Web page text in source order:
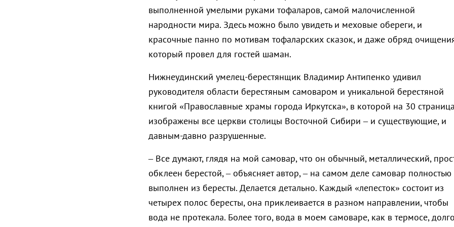
выполненной умелыми руками тофаларов, самой малочисленной
народности мира. Здесь можно было увидеть и меховые обереги, и
красочные панно по мотивам тофаларских сказок, и даже обряд
который провел для гостей шаман.
Нижнеудинский умелец-берестянщик Владимир Антипенко удивил
руководителя области берестяным самоваром и уникальной берестяной
книгой «Православные храмы города Иркутска», в которой на 30
изображены все церкви столицы Восточной Сибири – и существующие, и
давным-давно разрушенные.
– Все думают, глядя на мой самовар, что он обычный, металлический,
обклеен берестой, – объясняет автор, – на самом деле самовар полностью
выполнен из бересты. Делается детально. Каждый «лепесток» состоит из
четырех полос бересты, она приклеивается в разном направлении, чтобы
вода не протекала. Более того, вода в моем самоваре, как в термосе, долго